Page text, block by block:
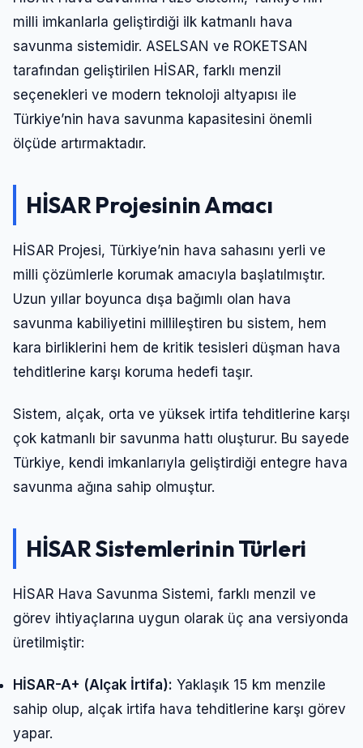
milli imkanlarla geliştirdiği ilk katmanlı hava
savunma sistemidir. ASELSAN ve ROKETSAN
tarafından geliştirilen HİSAR, farklı menzil
seçenekleri ve modern teknoloji altyapısı ile
Türkiye’nin hava savunma kapasitesini önemli
ölçüde artırmaktadır.
HİSAR Projesinin Amacı
HİSAR Projesi, Türkiye’nin hava sahasını yerli ve
milli çözümlerle korumak amacıyla başlatılmıştır.
Uzun yıllar boyunca dışa bağımlı olan hava
savunma kabiliyetini millileştiren bu sistem, hem
kara birliklerini hem de kritik tesisleri düşman hava
tehditlerine karşı koruma hedefi taşır.
Sistem, alçak, orta ve yüksek irtifa tehditlerine karşı
çok katmanlı bir savunma hattı oluşturur. Bu sayede
Türkiye, kendi imkanlarıyla geliştirdiği entegre hava
savunma ağına sahip olmuştur.
HİSAR Sistemlerinin Türleri
HİSAR Hava Savunma Sistemi, farklı menzil ve
görev ihtiyaçlarına uygun olarak üç ana versiyonda
üretilmiştir:
HİSAR-A+ (Alçak İrtifa): Yaklaşık 15 km menzile
sahip olup, alçak irtifa hava tehditlerine karşı görev
yapar.